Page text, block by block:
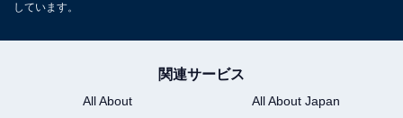
しています。
関連サービス
All About
All About Japan